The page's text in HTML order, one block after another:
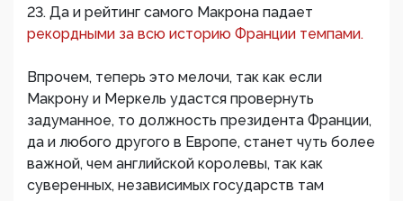
23. Да и рейтинг самого Макрона падает
рекордными за всю историю Франции темпами.
Впрочем, теперь это мелочи, так как если
Макрону и Меркель удастся провернуть
задуманное, то должность президента Франции,
да и любого другого в Европе, станет чуть более
важной, чем английской королевы, так как
суверенных, независимых государств там